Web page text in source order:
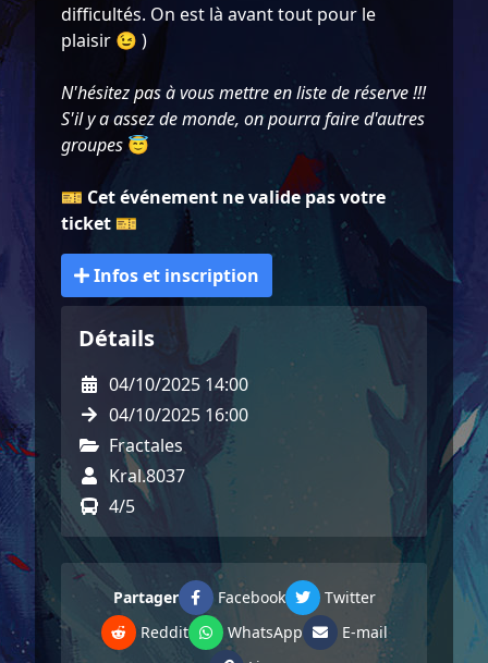
difficultés. On est là avant tout pour le
plaisir 😉 )
N'hésitez pas à vous mettre en liste de réserve !!!
S'il y a assez de monde, on pourra faire d'autres
groupes😇
🎫 Cet événement ne valide pas votre
ticket 🎫
Infos et inscription
Détails
04/10/2025 14:00
04/10/2025 16:00
Fractales
Kral.8037
4/5
Partager Facebook
Twitter
Reddit
WhatsApp
E-mail